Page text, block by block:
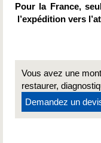
Pour la France,
l’expédition vers
Vous avez une
restaurer,
Demandez un